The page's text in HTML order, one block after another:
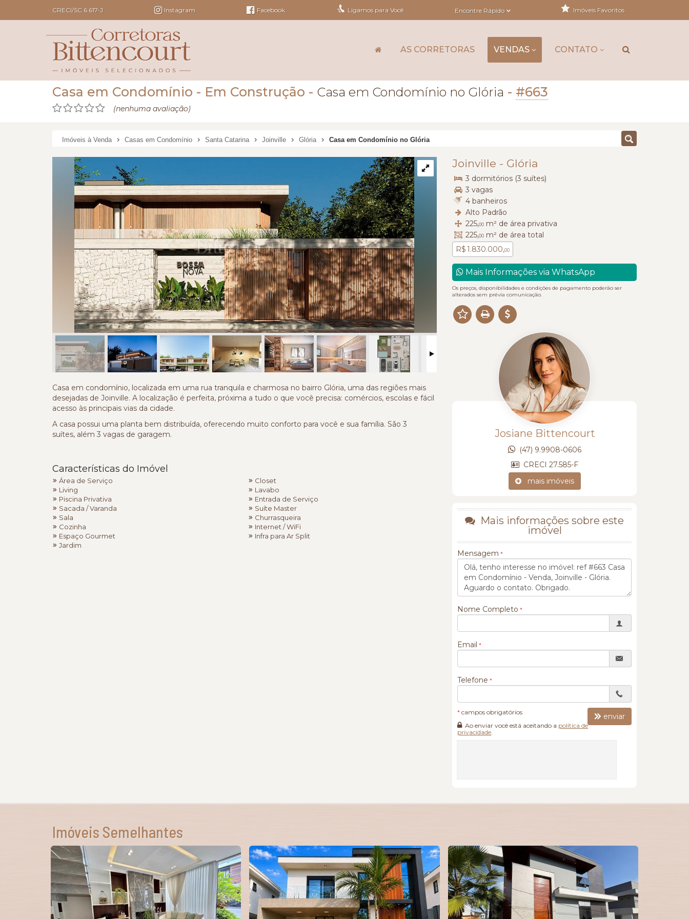
CRECI/SC 6.617-J Instagram Facebook Ligamos para Você Encontre Rápido Imóveis Favoritos
AS CORRETORAS VENDAS CONTATO
Casa em Condomínio - Em Construção - Casa em Condomínio no Glória - #663
(nenhuma avaliação)
Imóveis à Venda Casas em Condomínio Santa Catarina Joinville Glória Casa em Condomínio no Glória
Casa em condomínio, localizada em uma rua tranquila e charmosa no bairro Glória, uma das regiões mais
desejadas de Joinville. A localização é perfeita, próxima a tudo o que você precisa: comércios, escolas e fácil
acesso às principais vias da cidade.
A casa possui uma planta bem distribuída, oferecendo muito conforto para você e sua família. São 3
suítes, além 3 vagas de garagem.
Características do Imóvel
Área de Serviço
Living
Piscina Privativa
Sacada / Varanda
Sala
Cozinha
Espaço Gourmet
Jardim
Closet
Lavabo
Entrada de Serviço
Suíte Master
Churrasqueira
Internet / WiFi
Infra para Ar Split
Joinville - Glória
3 dormitórios (3 suítes)
3 vagas
4 banheiros
Alto Padrão
225,00 m² de área privativa
225,00 m² de área total
R$ 1.830.000,00
Mais Informações via WhatsApp
Os preços, disponibilidades e condições de pagamento poderão ser
alterados sem prévia comunicação.
Josiane Bittencourt
(47) 9.9908-0606
CRECI 27.585-F
mais imóveis
Mais informações sobre este
imóvel
Mensagem
Nome Completo
Email
Telefone
* campos obrigatórios
Ao enviar você está aceitando a política de
privacidade
enviar
Imóveis Semelhantes